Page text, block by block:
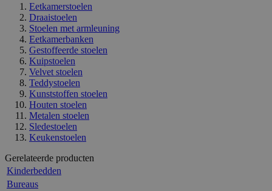
Eetkamerstoelen
Draaistoelen
Stoelen met armleuning
Eetkamerbanken
Gestoffeerde stoelen
Kuipstoelen
Velvet stoelen
Teddystoelen
Kunststoffen stoelen
Houten stoelen
Metalen stoelen
Sledestoelen
Keukenstoelen
Gerelateerde producten
Kinderbedden
Bureaus